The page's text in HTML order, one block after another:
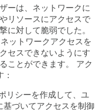
ーは、ネットワークに
リソースにアクセスで
に対して脆弱でした。
ットワークアクセスを
セスできないようにす
ことができます。 アク
リシーを作成して、ユ
づいてアクセスを制御